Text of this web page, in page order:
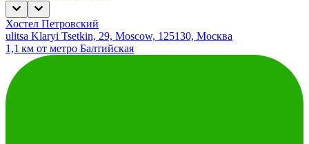
Хостел Петровский
ulitsa Klaryi Tsetkin, 29, Moscow, 125130, Москва
1,1 км от метро Балтийская